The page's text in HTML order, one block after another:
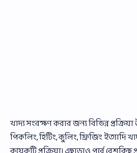
খাদ্য সংরক্ষণ করার জন্য বিভিন্ন প্রক্রিয়া
পিকলিং, হিটিং, কুলিং, ফ্রিজিং ইত্যাদি